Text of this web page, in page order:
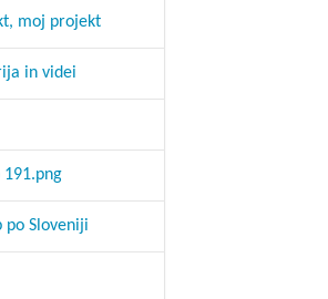
moj projekt
in videi
191.png
po Sloveniji